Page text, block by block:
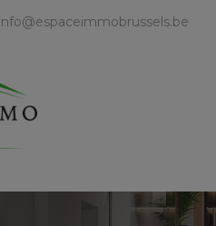
info@espaceimmobrussels.be